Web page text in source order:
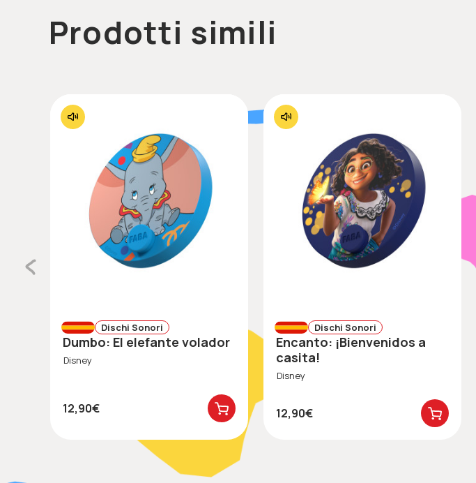
Prodotti simili
Dischi Sonori
Dumbo: El elefante volador
Disney
12,90€
Dischi Sonori
Encanto: ¡Bienvenidos a
casita!
Disney
12,90€